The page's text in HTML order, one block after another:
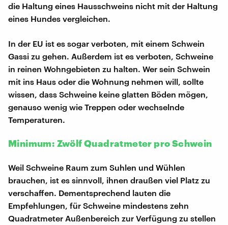
die Haltung eines Hausschweins nicht mit der Haltung
eines Hundes vergleichen.
In der EU ist es sogar verboten, mit einem Schwein
Gassi zu gehen. Außerdem ist es verboten, Schweine
in reinen Wohngebieten zu halten. Wer sein Schwein
mit ins Haus oder die Wohnung nehmen will, sollte
wissen, dass Schweine keine glatten Böden mögen,
genauso wenig wie Treppen oder wechselnde
Temperaturen.
Minimum: Zwölf Quadratmeter pro Schwein
Weil Schweine Raum zum Suhlen und Wühlen
brauchen, ist es sinnvoll, ihnen draußen viel Platz zu
verschaffen. Dementsprechend lauten die
Empfehlungen, für Schweine mindestens zehn
Quadratmeter Außenbereich zur Verfügung zu stellen